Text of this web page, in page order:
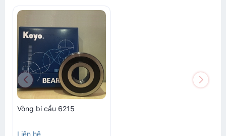
Vòng bi cầu 6215
Liên hệ